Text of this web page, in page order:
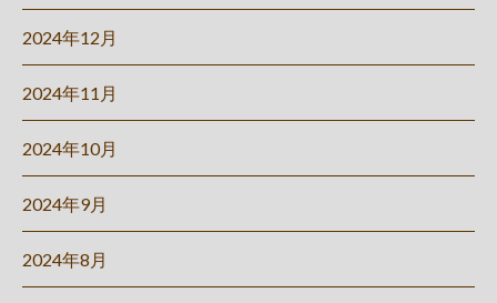
2024年12月
2024年11月
2024年10月
2024年9月
2024年8月